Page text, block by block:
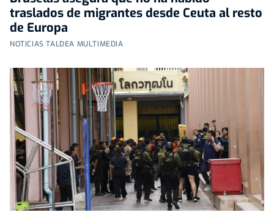
traslados de migrantes desde Ceuta al resto
de Europa
NOTICIAS TALDEA MULTIMEDIA